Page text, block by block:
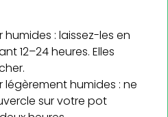
humides : laissez-les en
12–24 heures. Elles
légèrement humides : ne
sur votre pot